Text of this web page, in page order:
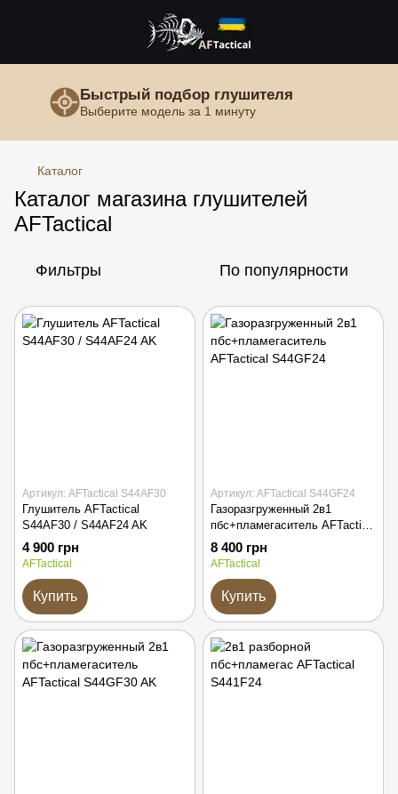
Быстрый подбор глушителя
Выберите модель за 1 минуту
Каталог
Каталог магазина глушителей
AFTactical
Фильтры По популярности
Артикул: AFTactical S44AF30
Глушитель AFTactical
S44AF30 / S44AF24 AK
4 900 грн
AFTactical
Купить
Артикул: AFTactical S44GF24
Газоразгруженный 2в1
пбс+пламегаситель AFTactical
S44GF24
8 400 грн
AFTactical
Купить